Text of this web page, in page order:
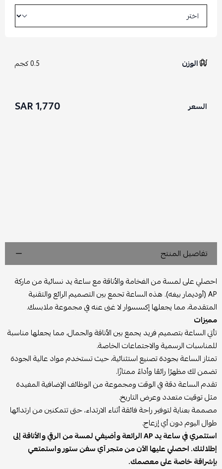
الوزن 0.5 كجم
السعر 1,770 SAR
تفاصيل المنتج
احصلي على لمسة من الفخامة والأناقة مع ساعة يد نسائية من ماركة
AP (أوديمار بيغه). هذه الساعة تجمع بين التصميم الرائع والتقنية
المتقدمة، مما يجعلها إكسسوار لا غنى عنه في مجموعة ملابسك.
مميزات
تأتي الساعة بتصميم فريد يجمع بين الأناقة والجمال، مما يجعلها مناسبة
للمناسبات الرسمية والاجتماعات الخاصة.
تمتاز الساعة بجودة تصنيع استثنائية، حيث تستخدم مواد عالية الجودة
تضمن لك مظهرًا رائعًا وأداءً ممتازًا.
تقدم الساعة دقة في الوقت ومجموعة من الوظائف الإضافية المفيدة
مثل توقيت متعدد وعرض التاريخ.
مصممة بعناية لتوفير راحة فائقة أثناء الارتداء، حتى تتمكنين من ارتدائها
طوال اليوم دون أي إزعاج.
استثمري في ساعة يد AP الرائعة وأضيفي لمسة من الرقي والأناقة إلى
إطلالتك. احصلي عليها الآن من متجر آي سفن ستور واستمتعي
بإشراقة خاصة على معصمك.